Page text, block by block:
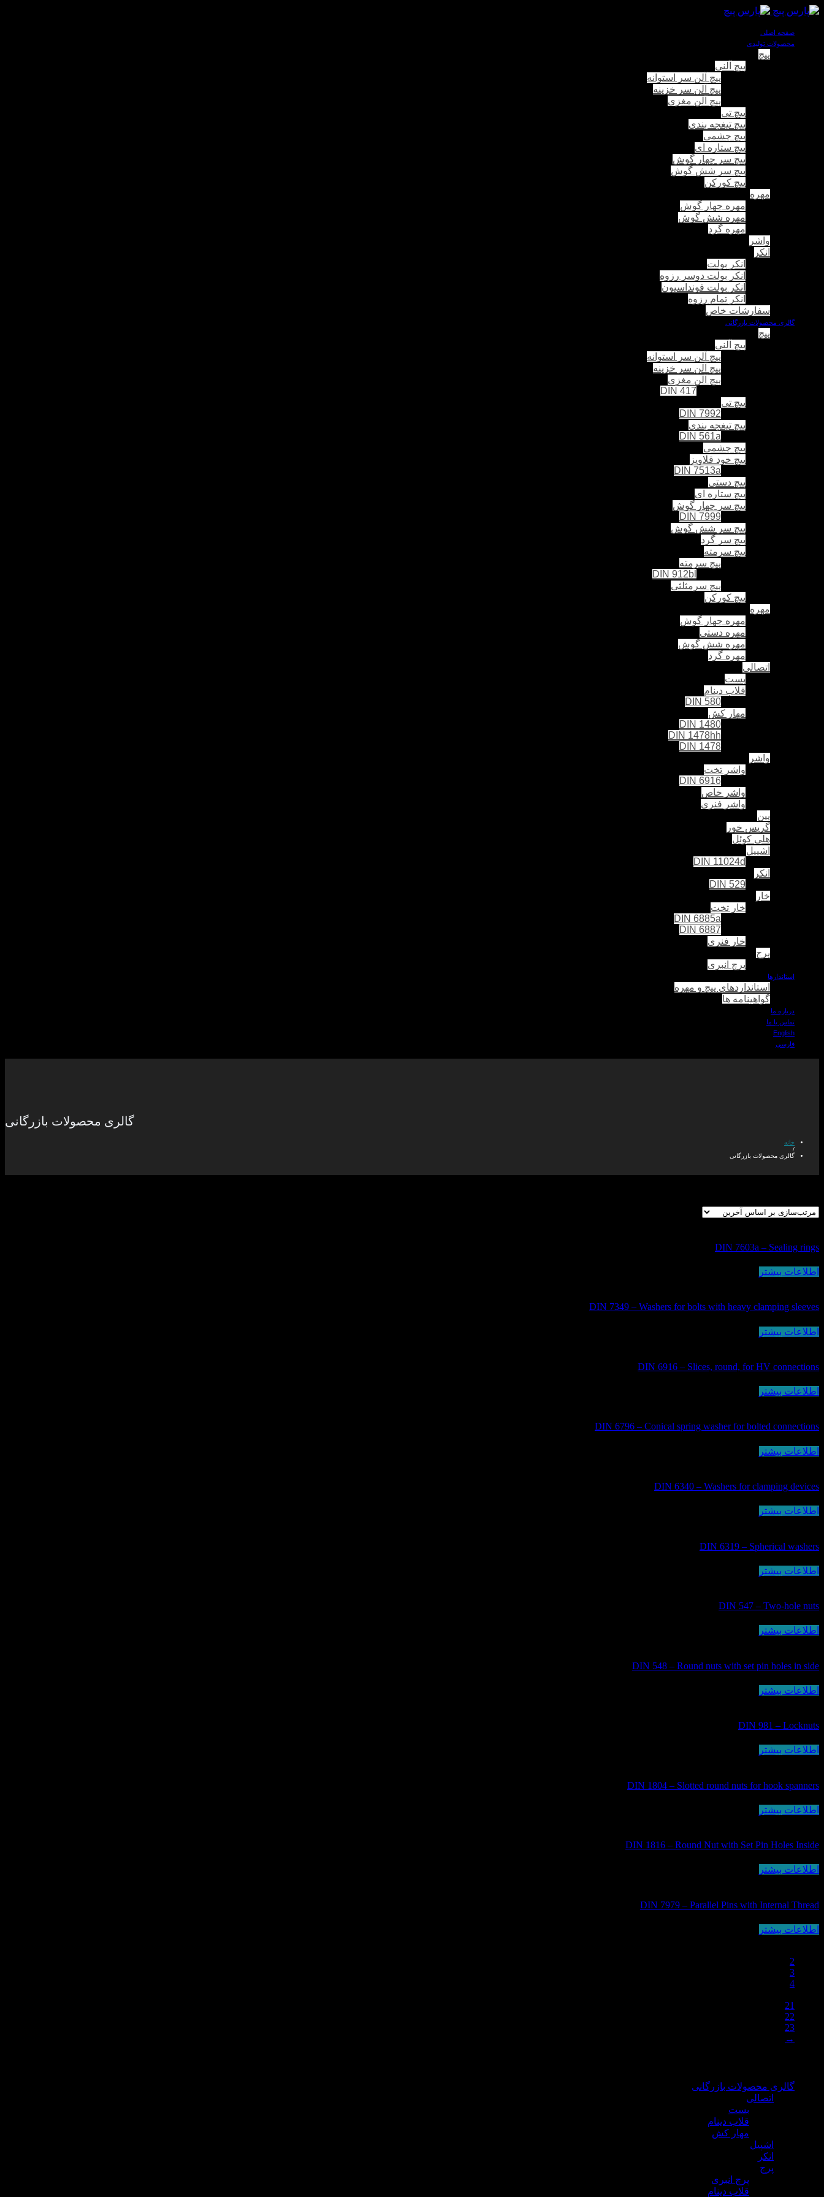
صفحه اصلی
محصولات تولیدی
پیچ
پیچ آلنی
پیچ آلن سر استوانه
پیچ آلن سر خزینه
پیچ آلن مغزی
پیچ تی
پیچ تیغچه بندی
پیچ چشمی
پیچ ستاره ای
پیچ سر چهار گوش
پیچ سر شش گوش
پیچ کورکن
مهره
مهره چهار گوش
مهره شش گوش
مهره گرد
واشر
انکر
انکر بولت
انکر بولت دوسر رزوه
انکر بولت فونداسیون
انکر تمام رزوه
سفارشات خاص
گالری محصولات بازرگانی
پیچ
پیچ آلنی
پیچ آلن سر استوانه
پیچ آلن سر خزینه
پیچ آلن مغزی
DIN 417
پیچ تی
DIN 7992
پیچ تیغچه بندی
DIN 561a
پیچ چشمی
پیچ خود قلاویز
DIN 7513a
پیچ دستی
پیچ ستاره ای
پیچ سر چهار گوش
DIN 7999
پیچ سر شش گوش
پیچ سر گرد
پیچ سرمته
پیچ سرمته
DIN 912bl
پیچ سرمثلثی
پیچ کورکن
مهره
مهره چهار گوش
مهره دستی
مهره شش گوش
مهره گرد
اتصالی
بست
قلاب دینام
DIN 580
مهار کش
DIN 1480
DIN 1478hh
DIN 1478
واشر
واشر تخت
DIN 6916
واشر خاص
واشر فنری
پین
گریس خور
هلی کوئل
اشپیل
DIN 11024d
انکر
DIN 529
خار
خار تخت
DIN 6885a
DIN 6887
خار فنری
پرج
پرچ انبری
استاندارها
استانداردهاي پیچ و مهره
گواهینامه ها
درباره ما
تماس با ما
English
فارسی
گالری محصولات بازرگانی
خانه
/
گالری محصولات بازرگانی
DIN 7603a – Sealing rings
اطلاعات بیشتر
DIN 7349 – Washers for bolts with heavy clamping sleeves
اطلاعات بیشتر
DIN 6916 – Slices, round, for HV connections
اطلاعات بیشتر
DIN 6796 – Conical spring washer for bolted connections
اطلاعات بیشتر
DIN 6340 – Washers for clamping devices
اطلاعات بیشتر
DIN 6319 – Spherical washers
اطلاعات بیشتر
DIN 547 – Two-hole nuts
اطلاعات بیشتر
DIN 548 – Round nuts with set pin holes in side
اطلاعات بیشتر
DIN 981 – Locknuts
اطلاعات بیشتر
DIN 1804 – Slotted round nuts for hook spanners
اطلاعات بیشتر
DIN 1816 – Round Nut with Set Pin Holes Inside
اطلاعات بیشتر
DIN 7979 – Parallel Pins with Internal Thread
اطلاعات بیشتر
2
3
4
21
22
23
→
گالری محصولات بازرگانی
اتصالی
بست
قلاب دینام
مهار کش
اشپیل
انکر
پرج
پرچ انبری
قلاب دینام